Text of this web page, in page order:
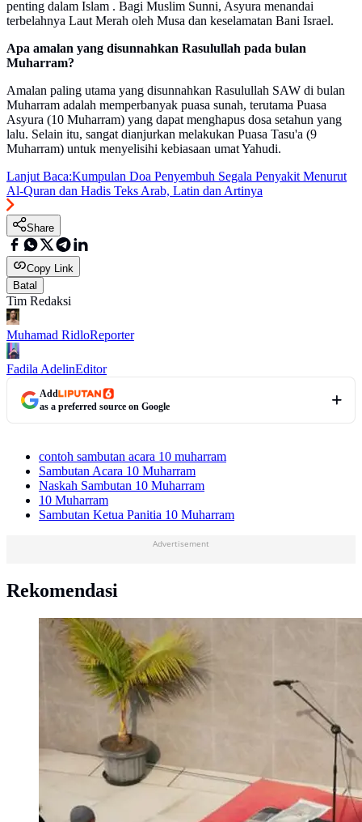
penting dalam Islam . Bagi Muslim Sunni, Asyura menandai
terbelahnya Laut Merah oleh Musa dan keselamatan Bani Israel.
Apa amalan yang disunnahkan Rasulullah pada bulan
Muharram?
Amalan paling utama yang disunnahkan Rasulullah SAW di bulan
Muharram adalah memperbanyak puasa sunah, terutama Puasa
Asyura (10 Muharram) yang dapat menghapus dosa setahun yang
lalu. Selain itu, sangat dianjurkan melakukan Puasa Tasu'a (9
Muharram) untuk menyelisihi kebiasaan umat Yahudi.
Lanjut Baca:Kumpulan Doa Penyembuh Segala Penyakit Menurut
Al-Quran dan Hadis Teks Arab, Latin dan Artinya
Share
Copy Link
Batal
Tim Redaksi
Muhamad RidloReporter
Fadila AdelinEditor
Add
as a preferred source on Google
contoh sambutan acara 10 muharram
Sambutan Acara 10 Muharram
Naskah Sambutan 10 Muharram
10 Muharram
Sambutan Ketua Panitia 10 Muharram
Advertisement
Rekomendasi